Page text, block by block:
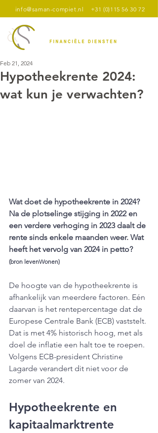
info@saman-compiet.nl +31 (0)115 56 30 72
Hypotheekrente 2024:
wat kun je verwachten?
Feb 21, 2024
Wat doet de hypotheekrente in 2024?
Na de plotselinge stijging in 2022 en
een verdere verhoging in 2023 daalt de
rente sinds enkele maanden weer. Wat
heeft het vervolg van 2024 in petto?
(bron levenWonen)
De hoogte van de hypotheekrente is
afhankelijk van meerdere factoren. Eén
daarvan is het rentepercentage dat de
Europese Centrale Bank (ECB) vaststelt.
Dat is met 4% historisch hoog, met als
doel de inflatie een halt toe te roepen.
Volgens ECB-president Christine
Lagarde verandert dit niet voor de
zomer van 2024.
Hypotheekrente en
kapitaalmarktrente